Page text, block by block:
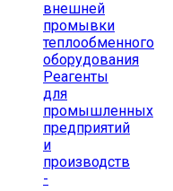
внешней
промывки
теплообменного
оборудования
Реагенты
для
промышленных
предприятий
и
производств
-